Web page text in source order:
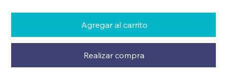
Agregar al carrito
Realizar compra